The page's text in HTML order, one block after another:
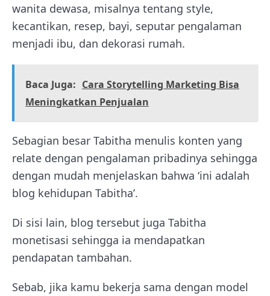
wanita dewasa, misalnya tentang style,
kecantikan, resep, bayi, seputar pengalaman
menjadi ibu, dan dekorasi rumah.
Baca Juga: Cara Storytelling Marketing Bisa
Meningkatkan Penjualan
Sebagian besar Tabitha menulis konten yang
relate dengan pengalaman pribadinya sehingga
dengan mudah menjelaskan bahwa ‘ini adalah
blog kehidupan Tabitha’.
Di sisi lain, blog tersebut juga Tabitha
monetisasi sehingga ia mendapatkan
pendapatan tambahan.
Sebab, jika kamu bekerja sama dengan model